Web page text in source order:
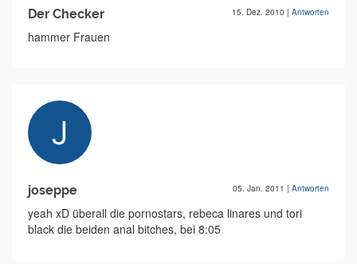
Der Checker 15. Dez. 2010 | Antworten
hammer Frauen
joseppe 05. Jan. 2011 | Antworten
yeah xD überall die pornostars, rebeca linares und tori
black die beiden anal bitches, bei 8:05